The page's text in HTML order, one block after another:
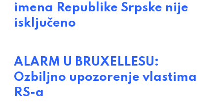
imena Republike Srpske nije
isključeno
ALARM U BRUXELLESU:
Ozbiljno upozorenje vlastima
RS-a